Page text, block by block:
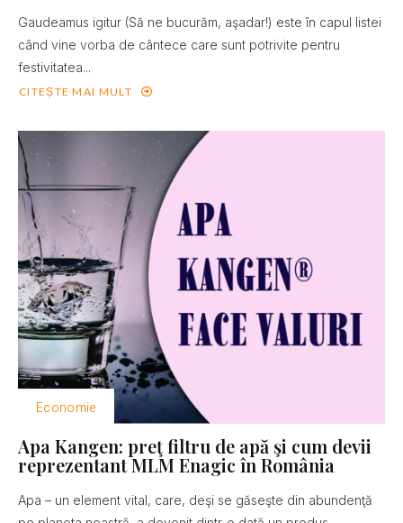
Gaudeamus igitur (Să ne bucurăm, aşadar!) este în capul listei
când vine vorba de cântece care sunt potrivite pentru
festivitatea...
CITEȘTE MAI MULT
Economie
Apa Kangen: preţ filtru de apă şi cum devii
reprezentant MLM Enagic în România
Apa – un element vital, care, deşi se găseşte din abundenţă